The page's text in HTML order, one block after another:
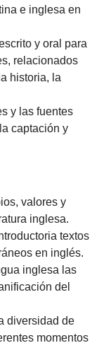
e inglesa en
y oral para
relacionados
historia, la
y las fuentes
captación y
valores y
inglesa.
textos
en inglés.
inglesa las
del
diversidad de
momentos